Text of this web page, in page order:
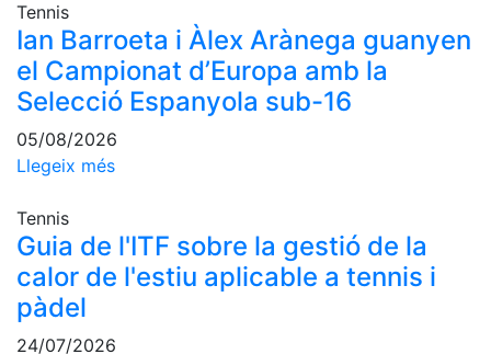
Històric
del
Campionat
Social
Normativa
Àrea social
Activitats
Socials
Sortides
Tennis
Ian Barroeta i Àlex Arànega guanyen
el Campionat d’Europa amb la
Selecció Espanyola sub-16
05/08/2026
Llegeix més
Tennis
Guia de l'ITF sobre la gestió de la
calor de l'estiu aplicable a tennis i
pàdel
24/07/2026